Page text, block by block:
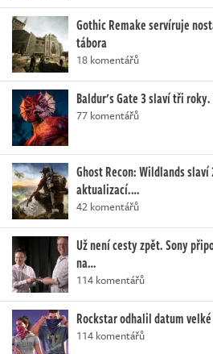
Gothic Remake servíruje
tábora
18 komentářů
Baldur's Gate 3 slaví tři
77 komentářů
Ghost Recon: Wildlands
aktualizací.…
42 komentářů
Už není cesty zpět. Sony
na…
114 komentářů
Rockstar odhalil datum velké
114 komentářů